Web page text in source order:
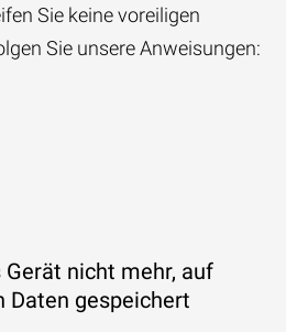
Sie keine voreiligen
Sie unsere Anweisungen:
nicht mehr, auf
Daten gespeichert